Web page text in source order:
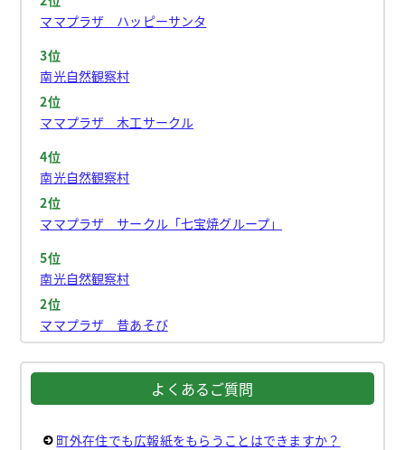
ママプラザ ハッピーサンタ
3位
南光自然観察村
2位
ママプラザ 木工サークル
4位
南光自然観察村
2位
ママプラザ サークル「七宝焼グループ」
5位
南光自然観察村
2位
ママプラザ 昔あそび
よくあるご質問
町外在住でも広報紙をもらうことはできますか？